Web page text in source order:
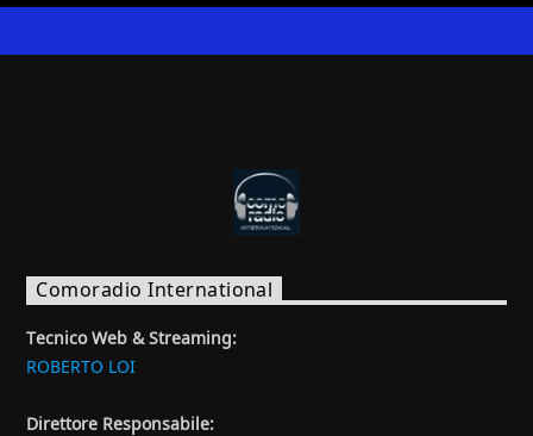
Comoradio International
Tecnico Web & Streaming:
ROBERTO LOI
Direttore Responsabile: